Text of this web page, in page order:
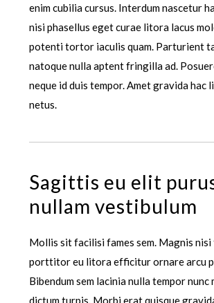
enim cubilia cursus. Interdum nascetur
nisi phasellus eget curae litora lacus
potenti tortor iaculis quam. Parturient
natoque nulla aptent fringilla ad.
neque id duis tempor. Amet gravida hac
netus.
Sagittis eu elit
nullam vestibulum
Mollis sit facilisi fames sem. Magnis
porttitor eu litora efficitur ornare arcu
Bibendum sem lacinia nulla tempor nunc
dictum turpis. Morbi erat quisque